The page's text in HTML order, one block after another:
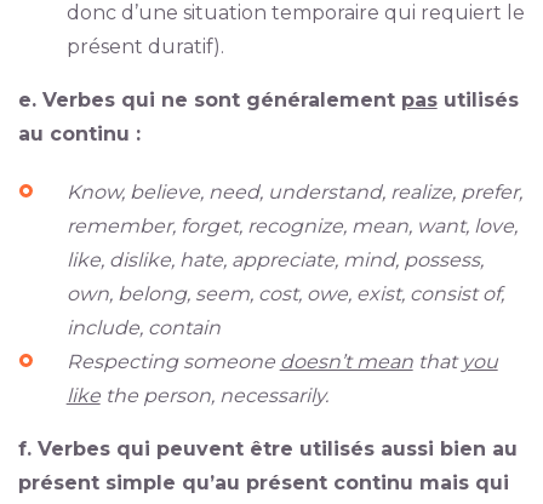
donc d’une situation temporaire qui requiert le
présent duratif).
e. Verbes qui ne sont généralement pasutilisés
au continu :
Know, believe, need, understand, realize, prefer,
remember, forget, recognize, mean, want, love,
like, dislike, hate, appreciate, mind, possess,
own, belong, seem, cost, owe, exist, consist of,
include, contain
Respecting someone doesn’t meanthat you
likethe person, necessarily.
f. Verbes qui peuvent être utilisés aussi bien au
présent simple qu’au présent continu mais qui